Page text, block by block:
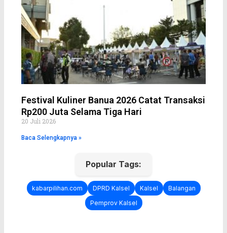
Festival Kuliner Banua 2026 Catat Transaksi
Rp200 Juta Selama Tiga Hari
20 Juli 2026
Baca Selengkapnya »
Popular Tags:
kabarpilihan.com DPRD Kalsel Kalsel
Balangan
Pemprov Kalsel